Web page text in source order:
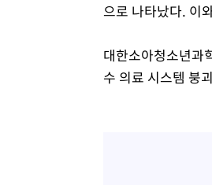
으로 나타났다. 이
대한소아청소년과
수 의료 시스템 붕